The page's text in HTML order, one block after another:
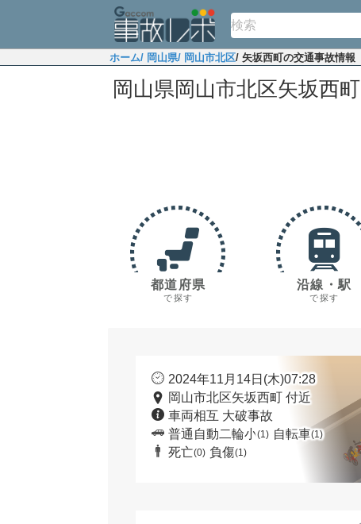
ホーム/ 岡山県/ 岡山市北区/ 矢坂西町の交通事故情報
岡山県岡山市北区矢坂西
都道府県
で探す
沿線・駅
で探す
2024年11月14日(木)07:28
岡山市北区矢坂西町 付近
車両相互 大破事故
普通自動二輪小(1) 自転車(1)
死亡(0) 負傷(1)